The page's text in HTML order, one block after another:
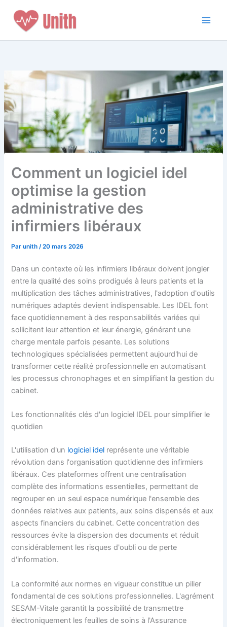
contenu
Comment un logiciel idel
optimise la gestion
administrative des
infirmiers libéraux
Parunith /20 mars 2026
Dans un contexte où les infirmiers libéraux doivent jongler
entre la qualité des soins prodigués à leurs patients et la
multiplication des tâches administratives, l'adoption d'outils
numériques adaptés devient indispensable. Les IDEL font
face quotidiennement à des responsabilités variées qui
sollicitent leur attention et leur énergie, générant une
charge mentale parfois pesante. Les solutions
technologiques spécialisées permettent aujourd'hui de
transformer cette réalité professionnelle en automatisant
les processus chronophages et en simplifiant la gestion du
cabinet.
Les fonctionnalités clés d'un logiciel IDEL pour simplifier le
quotidien
L'utilisation d'un logiciel idel représente une véritable
révolution dans l'organisation quotidienne des infirmiers
libéraux. Ces plateformes offrent une centralisation
complète des informations essentielles, permettant de
regrouper en un seul espace numérique l'ensemble des
données relatives aux patients, aux soins dispensés et aux
aspects financiers du cabinet. Cette concentration des
ressources évite la dispersion des documents et réduit
considérablement les risques d'oubli ou de perte
d'information.
La conformité aux normes en vigueur constitue un pilier
fondamental de ces solutions professionnelles. L'agrément
SESAM-Vitale garantit la possibilité de transmettre
électroniquement les feuilles de soins à l'Assurance